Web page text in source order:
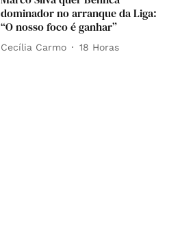
dominador no arranque da Liga:
“O nosso foco é ganhar”
Cecília Carmo 18 Horas